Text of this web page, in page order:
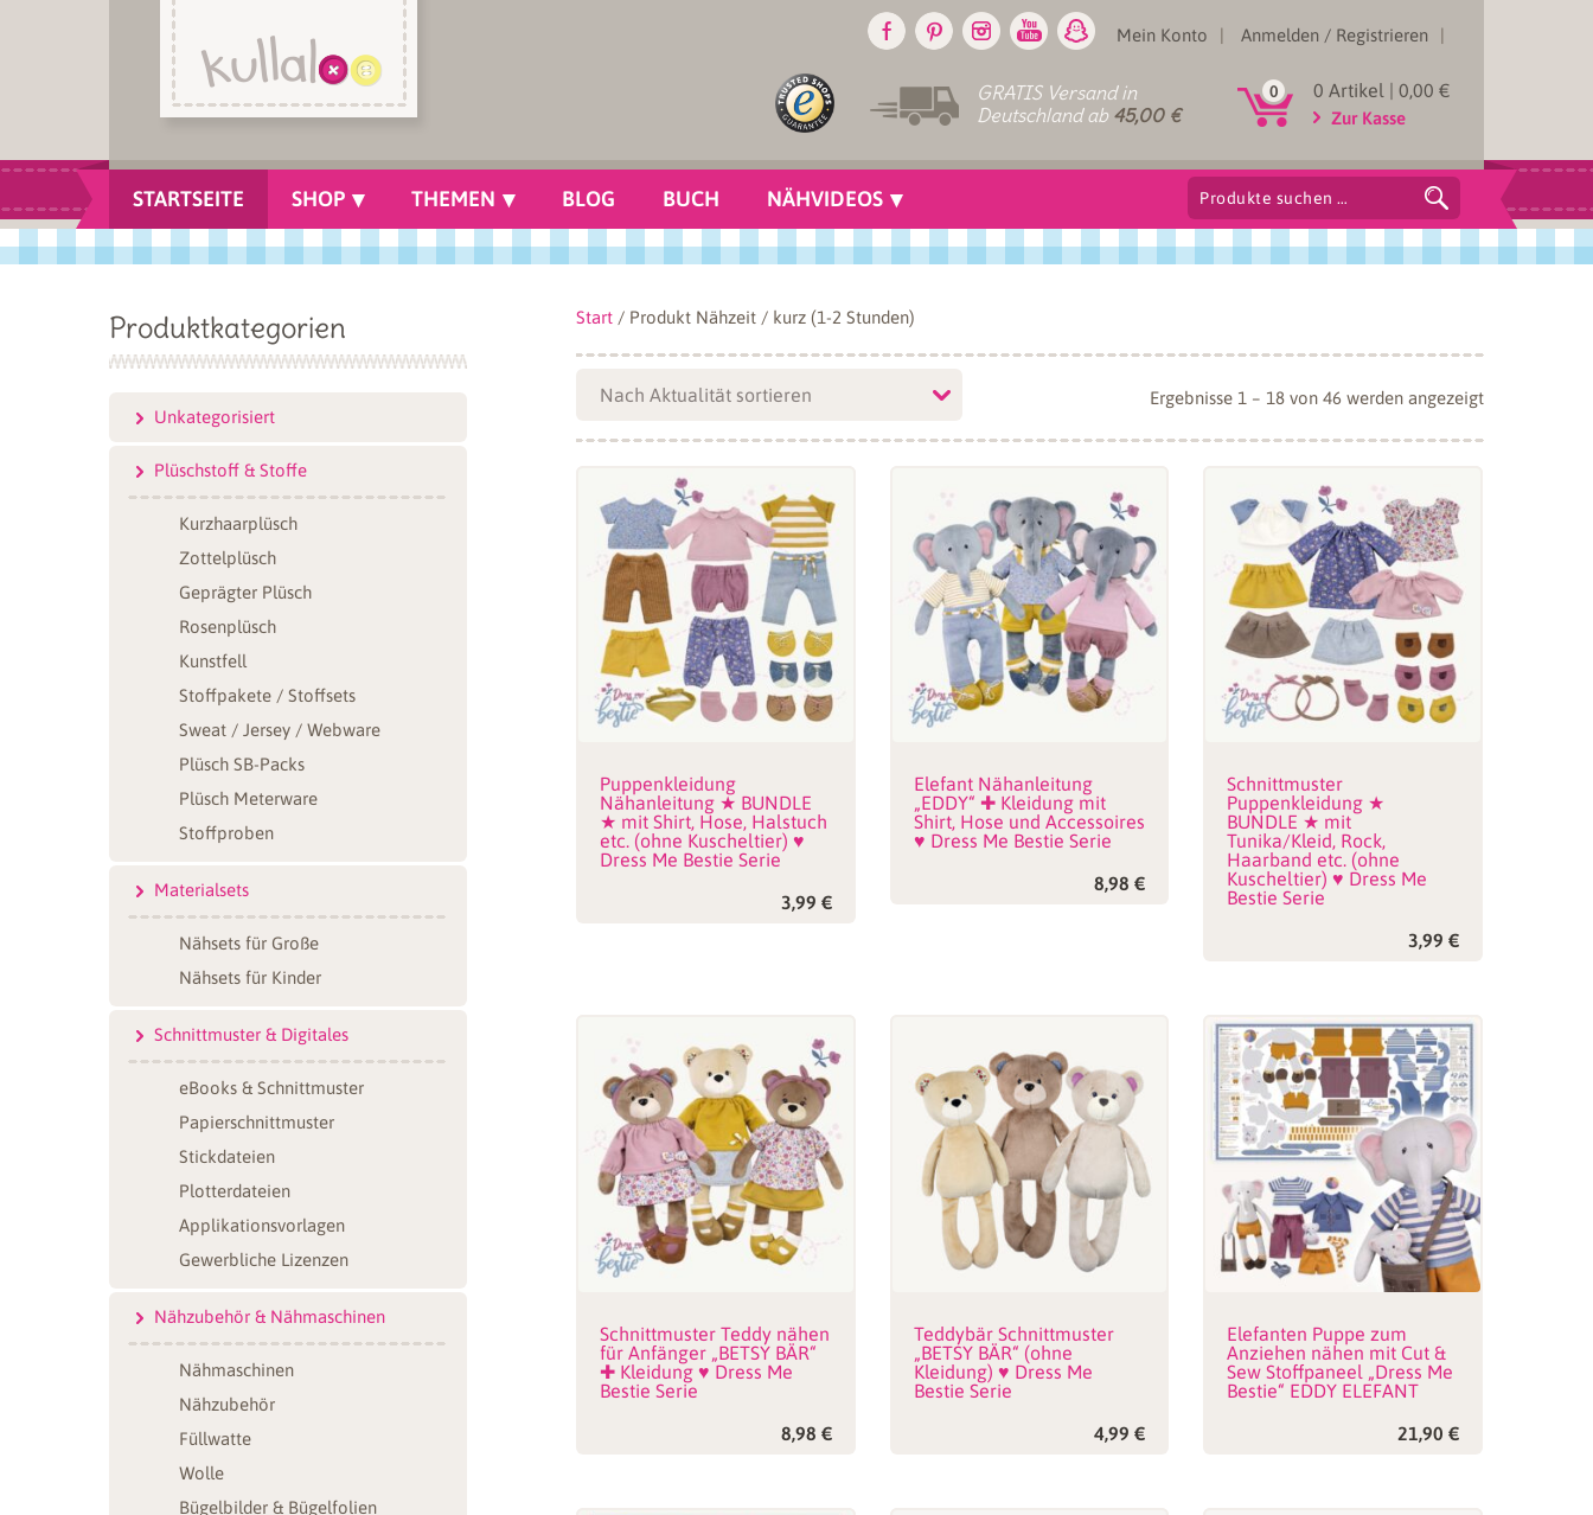
Mein Konto Anmelden / Registrieren
0 0 Artikel | 0,00 €
Zur Kasse
GRATIS Versand in
Deutschland ab 45,00 €
Suchen
nach:
STARTSEITE SHOP THEMEN BLOG BUCH NÄHVIDEOS
Start / Produkt Nähzeit / kurz (1-2 Stunden)
Ergebnisse 1 – 18 von 46 werden angezeigtNach
Puppenkleidung
Nähanleitung ★ BUNDLE
★ mit Shirt, Hose, Halstuch
etc. (ohne Kuscheltier) ♥
Dress Me Bestie Serie
3,99 €
Elefant Nähanleitung
„EDDY“ ✚ Kleidung mit
Shirt, Hose und Accessoires
♥ Dress Me Bestie Serie
8,98€
Schnittmuster
Puppenkleidung ★
BUNDLE ★ mit
Tunika/Kleid, Rock,
Haarband etc. (ohne
Kuscheltier) ♥ Dress Me
Bestie Serie
3,99 €
Schnittmuster Teddy nähen
für Anfänger „BETSY BÄR“
✚ Kleidung ♥ Dress Me
Bestie Serie
8,98 €
Teddybär Schnittmuster
„BETSY BÄR“ (ohne
Kleidung) ♥ Dress Me
Bestie Serie
4,99€
Elefanten Puppe zum
Anziehen nähen mit Cut &
Sew Stoffpaneel „Dress Me
Bestie“ EDDY ELEFANT
21,90 €
Produktkategorien
Unkategorisiert
Plüschstoff & Stoffe
Kurzhaarplüsch
Zottelplüsch
Geprägter Plüsch
Rosenplüsch
Kunstfell
Stoffpakete / Stoffsets
Sweat / Jersey / Webware
Plüsch SB-Packs
Plüsch Meterware
Stoffproben
Materialsets
Nähsets für Große
Nähsets für Kinder
Schnittmuster & Digitales
eBooks & Schnittmuster
Papierschnittmuster
Stickdateien
Plotterdateien
Applikationsvorlagen
Gewerbliche Lizenzen
Nähzubehör & Nähmaschinen
Nähmaschinen
Nähzubehör
Füllwatte
Wolle
Bügelbilder & Bügelfolien